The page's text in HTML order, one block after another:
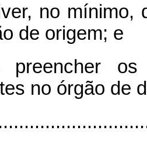
no mínimo,
de origem; e
os
no órgão de